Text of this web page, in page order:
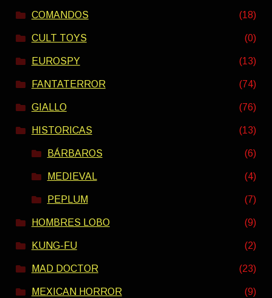
COMANDOS (18)
CULT TOYS (0)
EUROSPY (13)
FANTATERROR (74)
GIALLO (76)
HISTORICAS (13)
BÁRBAROS (6)
MEDIEVAL (4)
PEPLUM (7)
HOMBRES LOBO (9)
KUNG-FU (2)
MAD DOCTOR (23)
MEXICAN HORROR (9)